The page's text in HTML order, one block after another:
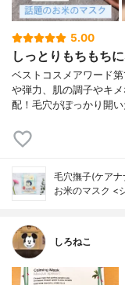
5.00
しっとりもちもち
ベストコスメアワード
や弾力、肌の調子やキ
配！毛穴がぽっかり開
毛穴撫子(ケアナ
お米のマスク <
しろねこ